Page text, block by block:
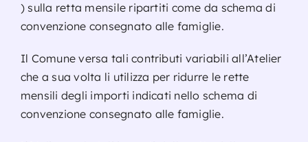
) sulla retta mensile ripartiti come da schema di
convenzione consegnato alle famiglie.
Il Comune versa tali contributi variabili all’Atelier
che a sua volta li utilizza per ridurre le rette
mensili degli importi indicati nello schema di
convenzione consegnato alle famiglie.